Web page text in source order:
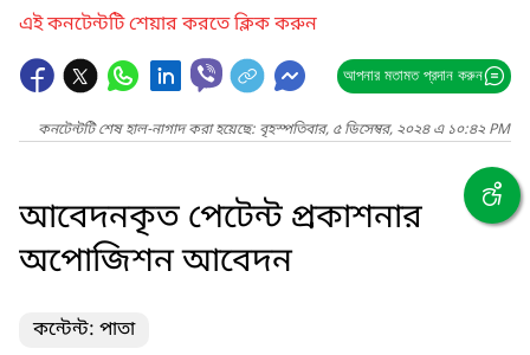
এই কনটেন্টটি শেয়ার করতে ক্লিক করুন
আপনার মতামত প্রদান করুন
কনটেন্টটি শেষ হাল-নাগাদ করা হয়েছে: বৃহস্পতিবার, ৫ ডিসেম্বর, ২০২৪ এ ১০:৪২ PM
আবেদনকৃত পেটেন্ট প্রকাশনার
অপোজিশন আবেদন
কন্টেন্ট: পাতা